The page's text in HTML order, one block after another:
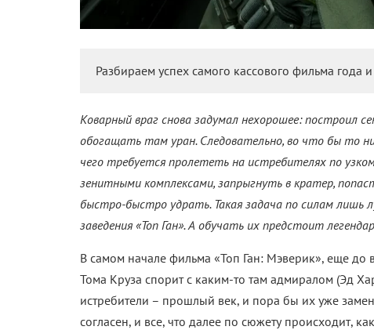
Разбираем успех самого кассового фильма года
Коварный враг снова задумал нехорошее: построил
обогащать там уран. Следовательно, во что бы то
чего требуется пролететь на истребителях по
зенитными комплексами, запрыгнуть в кратер,
быстро-быстро удрать. Такая задача по силам
заведения «Топ Ган». А обучать их предстоит
В самом начале фильма «Топ Ган: Мэверик», еще до
Тома Круза спорит с каким-то там адмиралом (Эд
истребители – прошлый век, и пора бы их уже
согласен, и все, что далее по сюжету происходит,